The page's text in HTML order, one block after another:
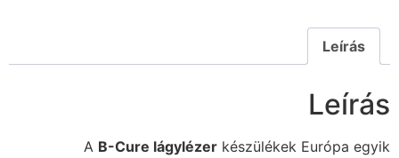
Leírás
Leírás
A B-Cure lágylézer készülékek Európa egyik